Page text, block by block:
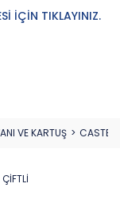
İÇİN TIKLAYINIZ.
VE KARTUŞ CASTEL